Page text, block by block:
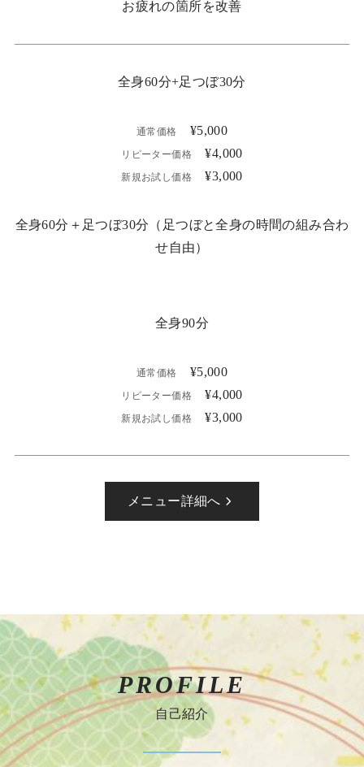
お疲れの箇所を改善
全身60分+足つぼ30分
通常価格 ¥5,000
リピーター価格 ¥4,000
新規お試し価格 ¥3,000
全身60分＋足つぼ30分（足つぼと全身の時間の組み合わ
せ自由）
全身90分
通常価格 ¥5,000
リピーター価格 ¥4,000
新規お試し価格 ¥3,000
メニュー詳細へ
PROFILE
自己紹介